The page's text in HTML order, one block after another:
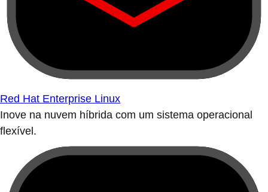
Red Hat Enterprise Linux
Inove na nuvem híbrida com um sistema operacional
flexível.